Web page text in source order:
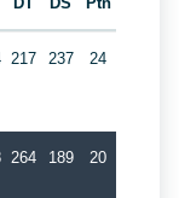
217 237 24
264 189 20